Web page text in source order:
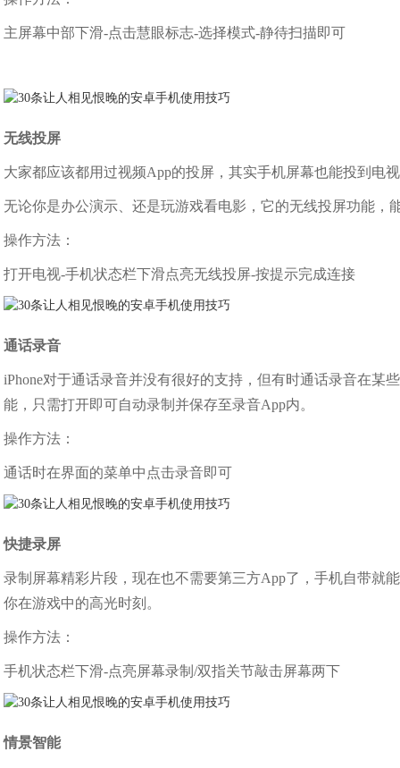
主屏幕中部下滑-点击慧眼标志-选择模式-静待扫描即可
无线投屏
大家都应该都用过视频App的投屏，其实手机屏幕也能投到电
无论你是办公演示、还是玩游戏看电影，它的无线投屏功能，
操作方法：
打开电视-手机状态栏下滑点亮无线投屏-按提示完成连接
通话录音
iPhone对于通话录音并没有很好的支持，但有时通话录音在
能，只需打开即可自动录制并保存至录音App内。
操作方法：
通话时在界面的菜单中点击录音即可
快捷录屏
录制屏幕精彩片段，现在也不需要第三方App了，手机自带就
你在游戏中的高光时刻。
操作方法：
手机状态栏下滑-点亮屏幕录制/双指关节敲击屏幕两下
情景智能